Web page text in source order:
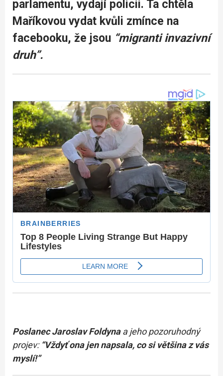
parlamentu, vydají policii. Ta chtěla
Maříkovou vydat kvůli zmínce na
facebooku, že jsou “migranti invazivní
druh”.
Poslanec Jaroslav Foldynaa jeho pozoruhodný
projev: “Vždyť ona jen napsala, co si většina z vás
myslí!”